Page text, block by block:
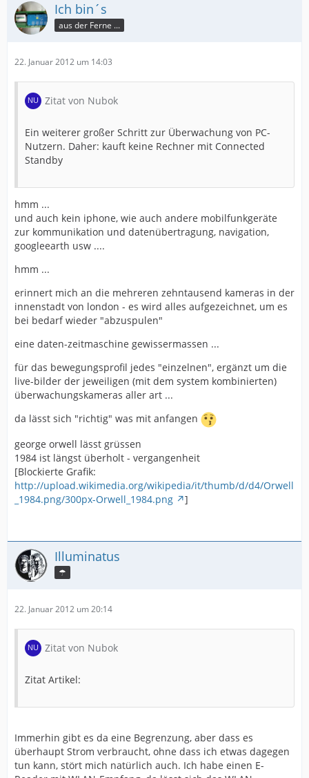
Ich bin´s
aus der Ferne ...
22. Januar 2012 um 14:03
Zitat von Nubok
Ein weiterer großer Schritt zur Überwachung von PC-
Nutzern. Daher: kauft keine Rechner mit Connected
Standby
hmm ...
und auch kein iphone, wie auch andere mobilfunkgeräte
zur kommunikation und datenübertragung, navigation,
googleearth usw ....
hmm ...
erinnert mich an die mehreren zehntausend kameras in der
innenstadt von london - es wird alles aufgezeichnet, um es
bei bedarf wieder "abzuspulen"
eine daten-zeitmaschine gewissermassen ...
für das bewegungsprofil jedes "einzelnen", ergänzt um die
live-bilder der jeweiligen (mit dem system kombinierten)
überwachungskameras aller art ...
da lässt sich "richtig" was mit anfangen
george orwell lässt grüssen
1984 ist längst überholt - vergangenheit
[Blockierte Grafik:
http://upload.wikimedia.org/wikipedia/it/thumb/d/d4/Orwell
_1984.png/300px-Orwell_1984.png
]
Illuminatus
☂
22. Januar 2012 um 20:14
Zitat von Nubok
Zitat Artikel:
Immerhin gibt es da eine Begrenzung, aber dass es
überhaupt Strom verbraucht, ohne dass ich etwas dagegen
tun kann, stört mich natürlich auch. Ich habe einen E-